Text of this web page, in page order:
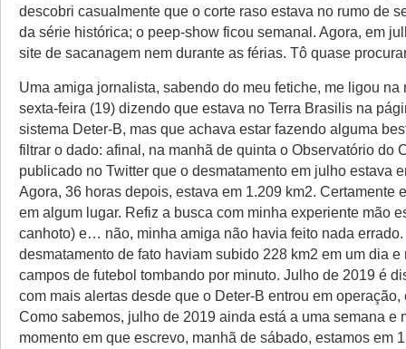
descobri casualmente que o corte raso estava no rumo de
da série histórica; o peep-show ficou semanal. Agora, em
site de sacanagem nem durante as férias. Tô quase
Uma amiga jornalista, sabendo do meu fetiche, me ligou na
sexta-feira (19) dizendo que estava no Terra Brasilis na
sistema Deter-B, mas que achava estar fazendo alguma
filtrar o dado: afinal, na manhã de quinta o Observatório do
publicado no Twitter que o desmatamento em julho estava
Agora, 36 horas depois, estava em 1.209 km2. Certamente
em algum lugar. Refiz a busca com minha experiente mão
canhoto) e… não, minha amiga não havia feito nada
desmatamento de fato haviam subido 228 km2 em um dia e
campos de futebol tombando por minuto. Julho de 2019 é
com mais alertas desde que o Deter-B entrou em operação,
Como sabemos, julho de 2019 ainda está a uma semana e
momento em que escrevo, manhã de sábado, estamos em